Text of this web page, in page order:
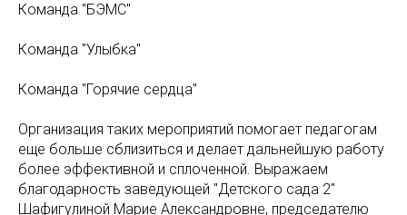
Команда "БЭМС"
Команда "Улыбка"
Команда "Горячие сердца"
Организация таких мероприятий помогает педагогам
еще больше сблизиться и делает дальнейшую работу
более эффективной и сплоченной. Выражаем
благодарность заведующей "Детского сада 2"
Шафигулиной Марие Александровне, председателю